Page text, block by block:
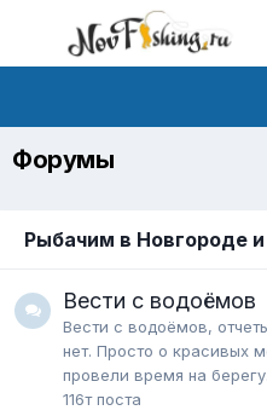
Форумы
Рыбачим в Новгороде
Вести с водоёмов
Вести с водоёмов,
нет. Просто о красивых
провели время на берегу.
116т поста